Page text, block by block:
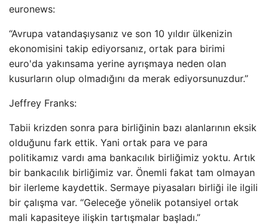
euronews:
“Avrupa vatandaşıysanız ve son 10 yıldır ülkenizin
ekonomisini takip ediyorsanız, ortak para birimi
euro'da yakınsama yerine ayrışmaya neden olan
kusurların olup olmadığını da merak ediyorsunuzdur.”
Jeffrey Franks:
Tabii krizden sonra para birliğinin bazı alanlarının eksik
olduğunu fark ettik. Yani ortak para ve para
politikamız vardı ama bankacılık birliğimiz yoktu. Artık
bir bankacılık birliğimiz var. Önemli fakat tam olmayan
bir ilerleme kaydettik. Sermaye piyasaları birliği ile ilgili
bir çalışma var. “Geleceğe yönelik potansiyel ortak
mali kapasiteye ilişkin tartışmalar başladı.”